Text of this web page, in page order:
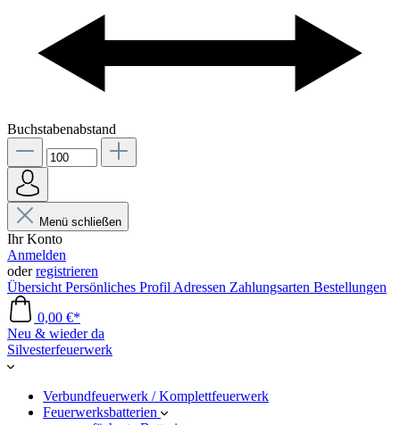
Buchstabenabstand
Menü schließen
Ihr Konto
Anmelden
oderregistrieren
Übersicht Persönliches Profil Adressen Zahlungsarten Bestellungen
0,00 €*
Neu & wieder da
Silvesterfeuerwerk
Verbundfeuerwerk / Komplettfeuerwerk
Feuerwerksbatterien